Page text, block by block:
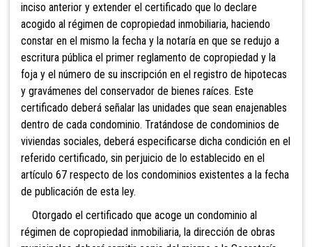
inciso anterior y extender el certificado que lo declare
acogido al régimen de copropiedad inmobiliaria, haciendo
constar en el mismo la fecha y la notaría en que se redujo a
escritura pública el primer reglamento de copropiedad y la
foja y el número de su inscripción en el registro de hipotecas
y gravámenes del conservador de bienes raíces. Este
certificado deberá señalar las unidades que sean enajenables
dentro de cada condominio. Tratándose de condominios de
viviendas sociales, deberá especificarse dicha condición en el
referido certificado, sin perjuicio de lo establecido en el
artículo 67 respecto de los condominios existentes a la fecha
de publicación de esta ley.
Otorgado el certificado que acoge un condominio al
régimen de copropiedad inmobiliaria, la dirección de obras